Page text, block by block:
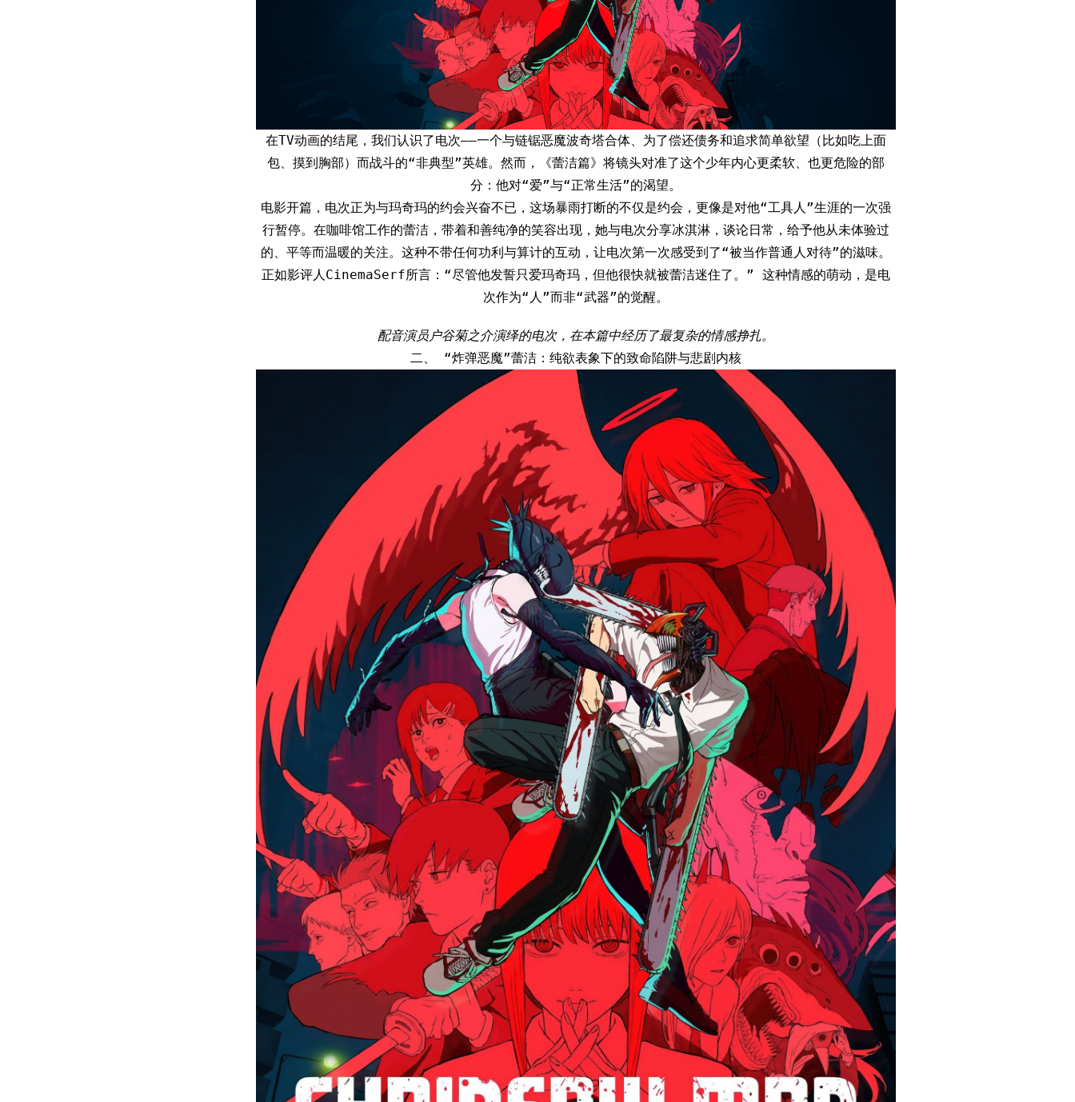
在TV动画的结尾，我们认识了电次——一个与链锯恶魔波奇塔合体、为了偿还债务和追求简单欲望（比如吃上面
包、摸到胸部）而战斗的“非典型”英雄。然而，《蕾洁篇》将镜头对准了这个少年内心更柔软、也更危险的部
分：他对“爱”与“正常生活”的渴望。
电影开篇，电次正为与玛奇玛的约会兴奋不已，这场暴雨打断的不仅是约会，更像是对他“工具人”生涯的一次强
行暂停。在咖啡馆工作的蕾洁，带着和善纯净的笑容出现，她与电次分享冰淇淋，谈论日常，给予他从未体验过
的、平等而温暖的关注。这种不带任何功利与算计的互动，让电次第一次感受到了“被当作普通人对待”的滋味。
正如影评人CinemaSerf所言：“尽管他发誓只爱玛奇玛，但他很快就被蕾洁迷住了。” 这种情感的萌动，是电
次作为“人”而非“武器”的觉醒。
配音演员户谷菊之介演绎的电次，在本篇中经历了最复杂的情感挣扎。
二、 “炸弹恶魔”蕾洁：纯欲表象下的致命陷阱与悲剧内核